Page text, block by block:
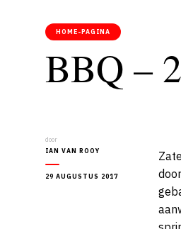
HOME-PAGINA
BBQ –
door
IAN VAN ROOY
29 AUGUSTUS 2017